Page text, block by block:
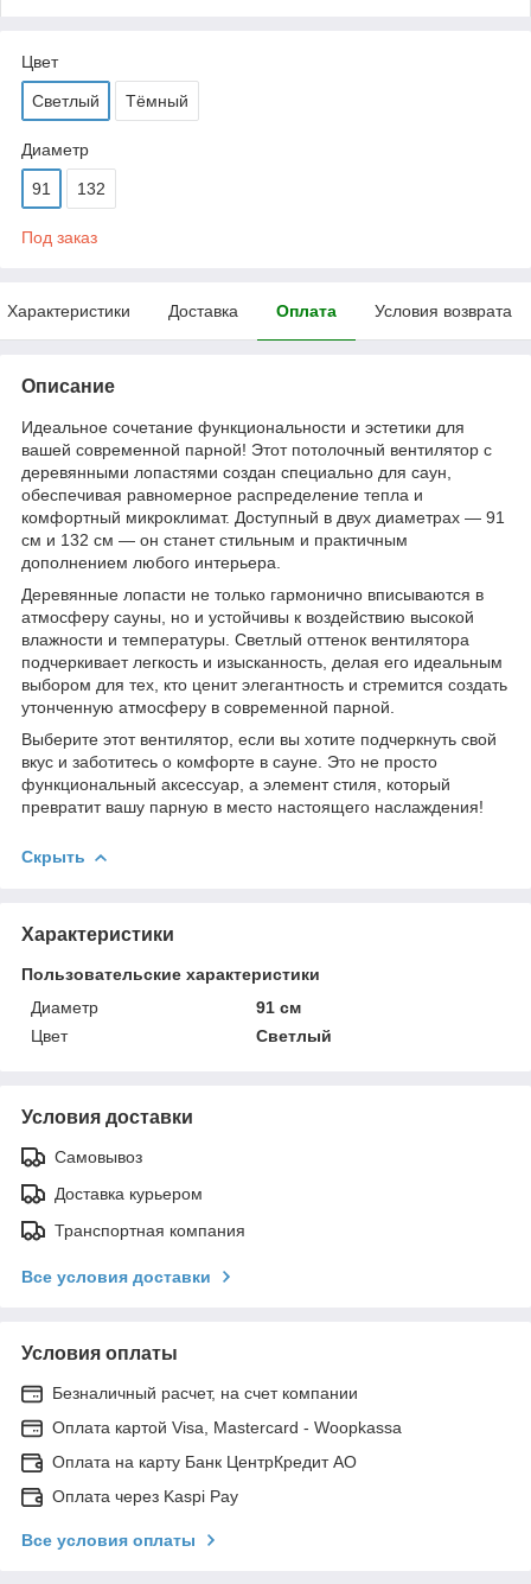
Цвет
Светлый Тёмный
Диаметр
91 132
Под заказ
Характеристики Доставка Оплата Условия возврата
Описание
Идеальное сочетание функциональности и эстетики для
вашей современной парной! Этот потолочный вентилятор с
деревянными лопастями создан специально для саун,
обеспечивая равномерное распределение тепла и
комфортный микроклимат. Доступный в двух диаметрах — 91
см и 132 см — он станет стильным и практичным
дополнением любого интерьера.
Деревянные лопасти не только гармонично вписываются в
атмосферу сауны, но и устойчивы к воздействию высокой
влажности и температуры. Светлый оттенок вентилятора
подчеркивает легкость и изысканность, делая его идеальным
выбором для тех, кто ценит элегантность и стремится создать
утонченную атмосферу в современной парной.
Выберите этот вентилятор, если вы хотите подчеркнуть свой
вкус и заботитесь о комфорте в сауне. Это не просто
функциональный аксессуар, а элемент стиля, который
превратит вашу парную в место настоящего наслаждения!
Скрыть
Характеристики
Пользовательские характеристики
Диаметр
91 см
Цвет
Светлый
Условия доставки
Самовывоз
Доставка курьером
Транспортная компания
Все условия доставки
Условия оплаты
Безналичный расчет, на счет компании
Оплата картой Visa, Mastercard - Woopkassa
Оплата на карту Банк ЦентрКредит АО
Оплата через Kaspi Pay
Все условия оплаты